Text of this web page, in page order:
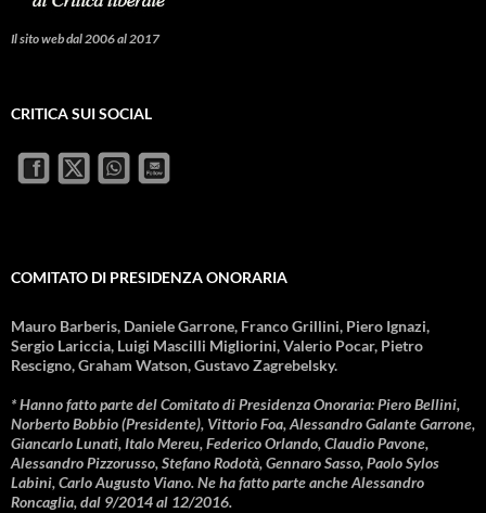
Il sito web dal 2006 al 2017
CRITICA SUI SOCIAL
COMITATO DI PRESIDENZA ONORARIA
Mauro Barberis, Daniele Garrone, Franco Grillini, Piero Ignazi,
Sergio Lariccia, Luigi Mascilli Migliorini, Valerio Pocar, Pietro
Rescigno, Graham Watson, Gustavo Zagrebelsky.
* Hanno fatto parte del Comitato di Presidenza Onoraria: Piero Bellini,
Norberto Bobbio (Presidente), Vittorio Foa, Alessandro Galante Garrone,
Giancarlo Lunati, Italo Mereu, Federico Orlando, Claudio Pavone,
Alessandro Pizzorusso, Stefano Rodotà, Gennaro Sasso, Paolo Sylos
Labini, Carlo Augusto Viano. Ne ha fatto parte anche Alessandro
Roncaglia, dal 9/2014 al 12/2016.